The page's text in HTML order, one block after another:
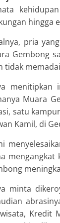
hingga
pria
Gembong
tidak
Muara
satu
Kamil, di
minta
Kredit